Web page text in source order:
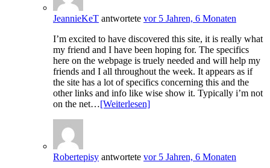
JeannieKeT antwortete vor 5 Jahren, 6 Monaten
I’m excited to have discovered this site, it is really what
my friend and I have been hoping for. The specifics
here on the webpage is truely needed and will help my
friends and I all throughout the week. It appears as if
the site has a lot of specifics concerning this and the
other links and info like wise show it. Typically i’m not
on the net…[Weiterlesen]
Robertepisy antwortete vor 5 Jahren, 6 Monaten